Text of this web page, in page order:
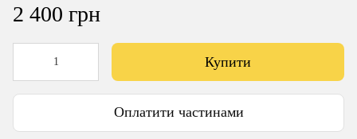
2 400 грн
Купити
Оплатити частинами